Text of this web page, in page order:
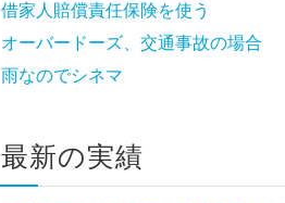
借家人賠償責任保険を使う
オーバードーズ、交通事故の場合
雨なのでシネマ
最新の実績